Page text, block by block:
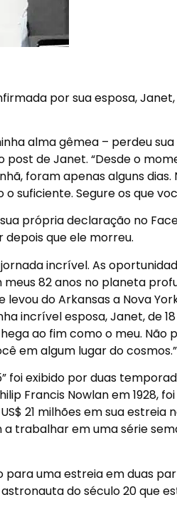
por sua esposa,
alma gêmea – perdeu
post de Janet. “Desde o
foram apenas alguns
o suficiente. Segure os que
própria declaração no
que ele morreu.
incrível. As
82 anos no planeta
levou do Arkansas a Nova
incrível esposa, Janet, de
ao fim como o meu.
em algum lugar do cosmos.”
foi exibido por duas
Francis Nowlan em 1928,
21 milhões em sua estreia
trabalhar em uma série
para uma estreia em duas
astronauta do século 20 que